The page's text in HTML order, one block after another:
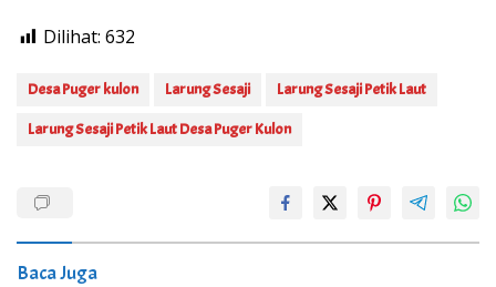
Dilihat: 632
Desa Puger kulon Larung Sesaji Larung Sesaji Petik Laut
Larung Sesaji Petik Laut Desa Puger Kulon
Baca Juga